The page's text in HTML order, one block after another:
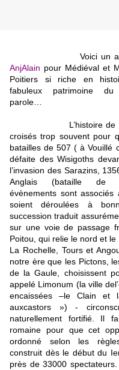
Voici un article
AnjAlain pour Médiéval et
Poitiers si riche en
fabuleux patrimoine
parole…
L’histoire de France
croisés trop souvent pour
batailles de 507 ( à Vouillé
défaite des Wisigoths
l’invasion des Sarazins,
Anglais (bataille de
évènements sont
soient déroulées à
succession traduit
sur une voie de passage
Poitou, qui relie le nord et
La Rochelle, Tours et
notre ère que les Pictons,
de la Gaule, choisissent
appelé Limonum (la ville
encaissées –le Clain et
auxcastors ») -
naturellement fortifié. Il
romaine pour que cet
ordonné selon les règles
construit dès le début du
près de 33000